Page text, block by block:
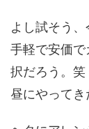
よし試そう、
手軽で安価
択だろう。笑
昼にやってき